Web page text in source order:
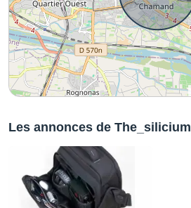
Les annonces de The_silicium